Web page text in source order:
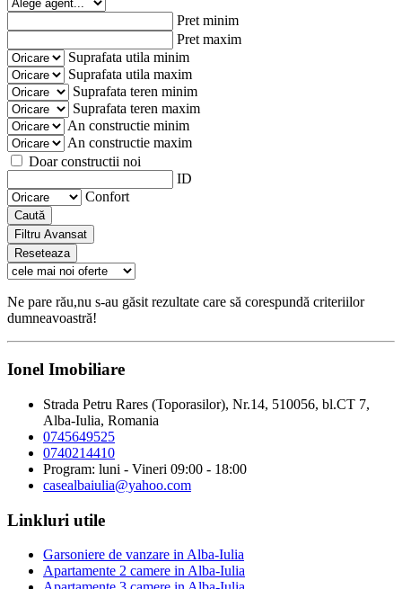
Pret minim
Pret maxim
Suprafata utila minim
Suprafata utila maxim
Suprafata teren minim
Suprafata teren maxim
An constructie minim
An constructie maxim
Doar constructii noi
ID
Confort
Caută
Filtru Avansat
Reseteaza
Ne pare rău,nu s-au găsit rezultate care să corespundă criteriilor
dumneavoastră!
Ionel Imobiliare
Strada Petru Rares (Toporasilor), Nr.14, 510056, bl.CT 7,
Alba-Iulia, Romania
0745649525
0740214410
Program: luni - Vineri 09:00 - 18:00
casealbaiulia@yahoo.com
Linkluri utile
Garsoniere de vanzare in Alba-Iulia
Apartamente 2 camere in Alba-Iulia